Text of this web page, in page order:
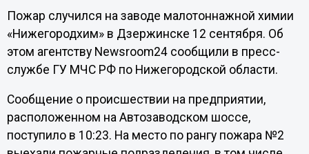
Пожар случился на заводе малотоннажной химии
«Нижегородхим» в Дзержинске 12 сентября. Об
этом агентству Newsroom24 сообщили в пресс-
службе ГУ МЧС РФ по Нижегородской области.
Сообщение о происшествии на предприятии,
расположенном на Автозаводском шоссе,
поступило в 10:23. На место по рангу пожара №2